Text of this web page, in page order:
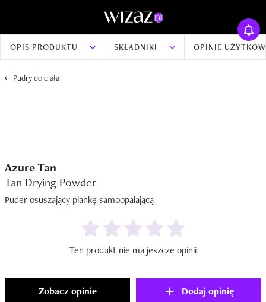
OPIS PRODUKTU SKŁADNIKI OPINIE
Pudry do ciała
Azure Tan
Tan Drying Powder
Puder osuszający piankę samoopalającą
Ten produkt nie ma jeszcze opinii
Zobacz opinie Dodaj opinię